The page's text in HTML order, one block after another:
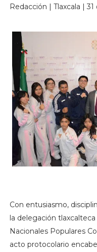
Redacción | Tlaxcala |
Con entusiasmo,
la delegación
Nacionales Populares
acto protocolario